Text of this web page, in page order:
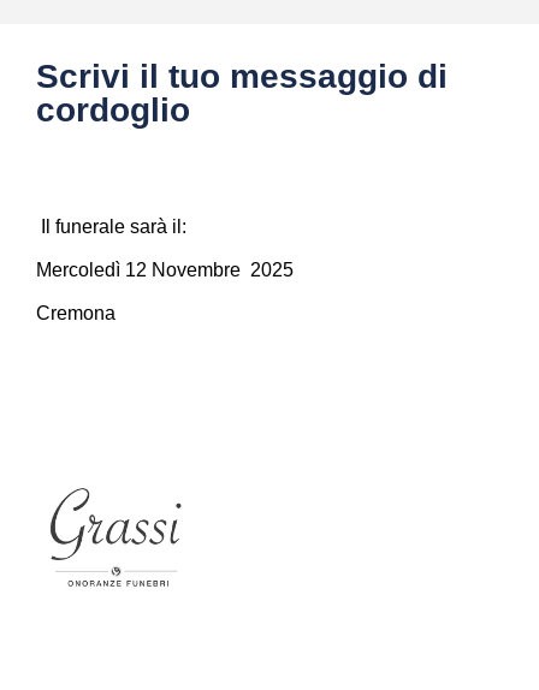
Scrivi il tuo messaggio di
cordoglio
Il funerale sarà il:
Mercoledì 12 Novembre 2025
Cremona